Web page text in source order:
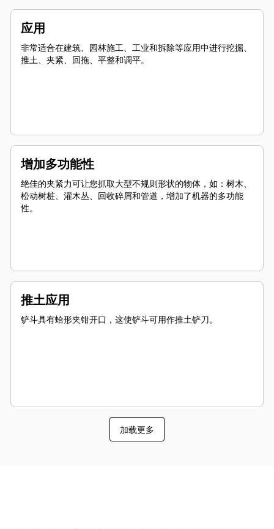
应用
非常适合在建筑、园林施工、工业和拆除等应用中进行挖掘、
推土、夹紧、回拖、平整和调平。
增加多功能性
绝佳的夹紧力可让您抓取大型不规则形状的物体，如：树木、
松动树桩、灌木丛、回收碎屑和管道，增加了机器的多功能
性。
推土应用
铲斗具有蛤形夹钳开口，这使铲斗可用作推土铲刀。
加载更多